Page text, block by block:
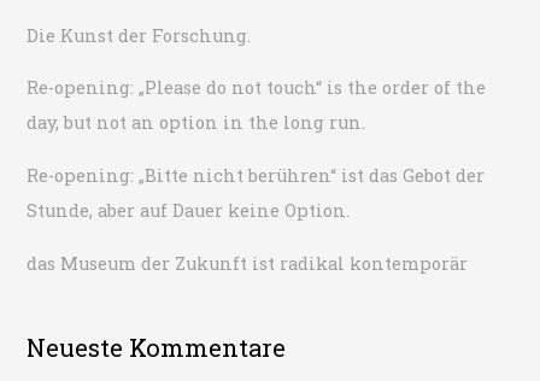
c
h
Die Kunst der Forschung.
Re-opening: „Please do not touch“ is the order of the
day, but not an option in the long run.
Re-opening: „Bitte nicht berühren“ ist das Gebot der
Stunde, aber auf Dauer keine Option.
das Museum der Zukunft ist radikal kontemporär
Neueste Kommentare